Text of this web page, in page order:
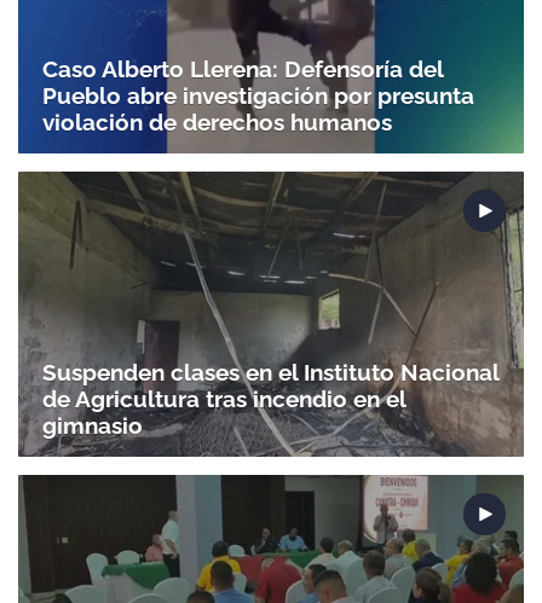
Caso Alberto Llerena: Defensoría del
Pueblo abre investigación por presunta
violación de derechos humanos
Suspenden clases en el Instituto Nacional
de Agricultura tras incendio en el
gimnasio